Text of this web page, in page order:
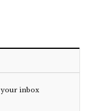
your inbox